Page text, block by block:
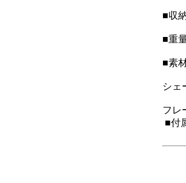
■収
■重
■素
シェ
フレ
■付